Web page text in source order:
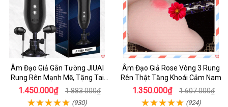
Âm Đạo Giả Gắn Tường JIUAI
Rung Rên Mạnh Mẽ, Tặng Tai
Nghe
1.450.000₫ 1.883.000₫
(930)
Âm Đạo Giả Rose Vòng 3 Rung
Rên Thật Tăng Khoái Cảm Nam
1.350.000₫ 1.607.000₫
(924)